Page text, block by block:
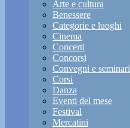
Arte e cultura
Benessere
Categorie e luoghi
Cinema
Concerti
Concorsi
Convegni e seminari
Corsi
Danza
Eventi del mese
Festival
Mercatini